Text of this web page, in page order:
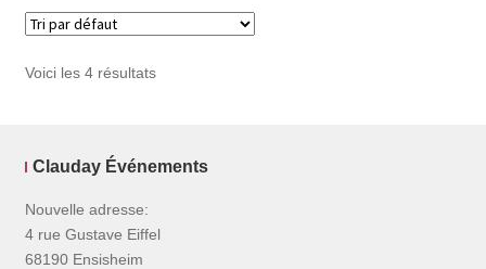
Voici les 4 résultats
Clauday Événements
Nouvelle adresse:
4 rue Gustave Eiffel
68190 Ensisheim